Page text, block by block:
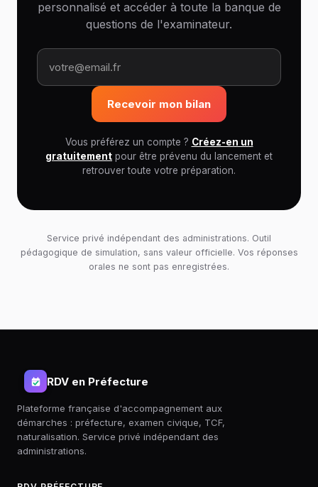
personnalisé et accéder à toute la banque de
questions de l'examinateur.
Recevoir mon bilan
Vous préférez un compte ? Créez-en un
gratuitement pour être prévenu du lancement et
retrouver toute votre préparation.
Service privé indépendant des administrations. Outil
pédagogique de simulation, sans valeur officielle. Vos réponses
orales ne sont pas enregistrées.
RDV en Préfecture
Plateforme française d'accompagnement aux
démarches : préfecture, examen civique, TCF,
naturalisation. Service privé indépendant des
administrations.